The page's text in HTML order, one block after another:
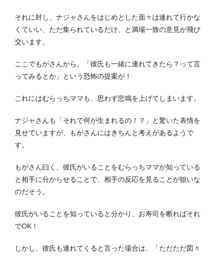
それに対し、ナジャさんをはじめとした面々は連れて行かな
くていい、ただ集られているだけ、と満場一致の意見が飛び
交います。
ここでもがさんから、「彼氏も一緒に連れてきたら？って言
ってみるとか」という恐怖の提案が！
これにはむらっちママも、思わず悲鳴を上げてしまいます。
ナジャさんも「それで何が生まれるの！？」と驚いた表情を
見せていますが、もがさんにはきちんと考えがあるようで
す。
もがさん曰く、彼氏がいることをむらっちママが知っている
と相手に分からせることで、相手の反応を見ることが狙いな
のだそう。
彼氏がいることを知っていると分かり、お寿司を断ればそれ
でOK！
しかし、彼氏も連れてくると言った場合は、「ただただ図々